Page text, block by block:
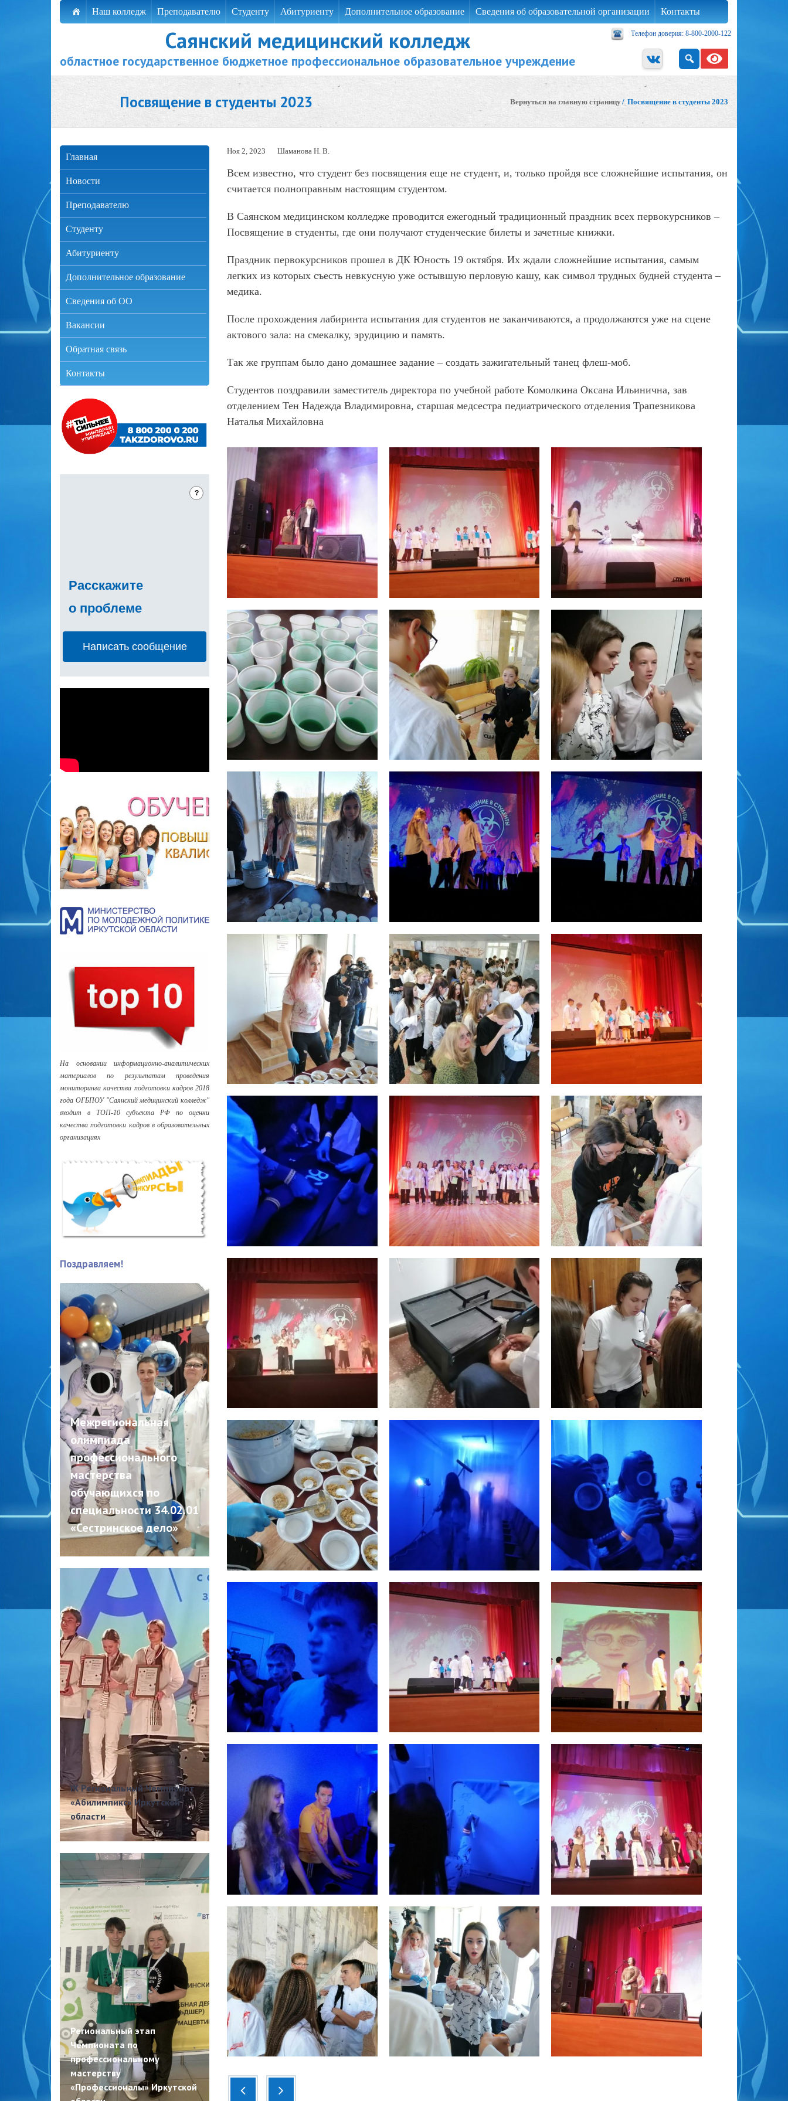
Наш колледж Преподавателю Студенту Абитуриенту Дополнительное образование Сведения об образовательной организации Контакты
Телефон доверия: 8-800-2000-122
Саянский медицинский колледж
областное государственное бюджетное профессиональное образовательное учреждение
Посвящение в студенты 2023 Вернуться на главную страницу/ Посвящение в студенты 2023
Ноя 2, 2023 Шаманова Н. В.
Всем известно, что студент без посвящения еще не студент, и, только пройдя все сложнейшие испытания, он
считается полноправным настоящим студентом.
В Саянском медицинском колледже проводится ежегодный традиционный праздник всех первокурсников –
Посвящение в студенты, где они получают студенческие билеты и зачетные книжки.
Праздник первокурсников прошел в ДК Юность 19 октября. Их ждали сложнейшие испытания, самым
легких из которых съесть невкусную уже остывшую перловую кашу, как символ трудных будней студента –
медика.
После прохождения лабиринта испытания для студентов не заканчиваются, а продолжаются уже на сцене
актового зала: на смекалку, эрудицию и память.
Так же группам было дано домашнее задание – создать зажигательный танец флеш-моб.
Студентов поздравили заместитель директора по учебной работе Комолкина Оксана Ильинична, зав
отделением Тен Надежда Владимировна, старшая медсестра педиатрического отделения Трапезникова
Наталья Михайловна
Главная
Новости
Преподавателю
Студенту
Абитуриенту
Дополнительное образование
Сведения об ОО
Вакансии
Обратная связь
Контакты
?
Расскажите
о проблеме
Написать сообщение
На основании информационно-аналитических
материалов по результатам проведения
мониторинга качества подготовки кадров 2018
года ОГБПОУ "Саянский медицинский колледж"
входит в ТОП-10 субъекта РФ по оценки
качества подготовки кадров в образовательных
организациях
Поздравляем!
Межрегиональная
олимпиада
профессионального
мастерства
обучающихся по
специальности 34.02.01
«Сестринское дело»
IX Региональный Чемпионат
«Абилимпикс» Иркутской
области
Региональный этап
Чемпионата по
профессиональному
мастерству
«Профессионалы» Иркутской